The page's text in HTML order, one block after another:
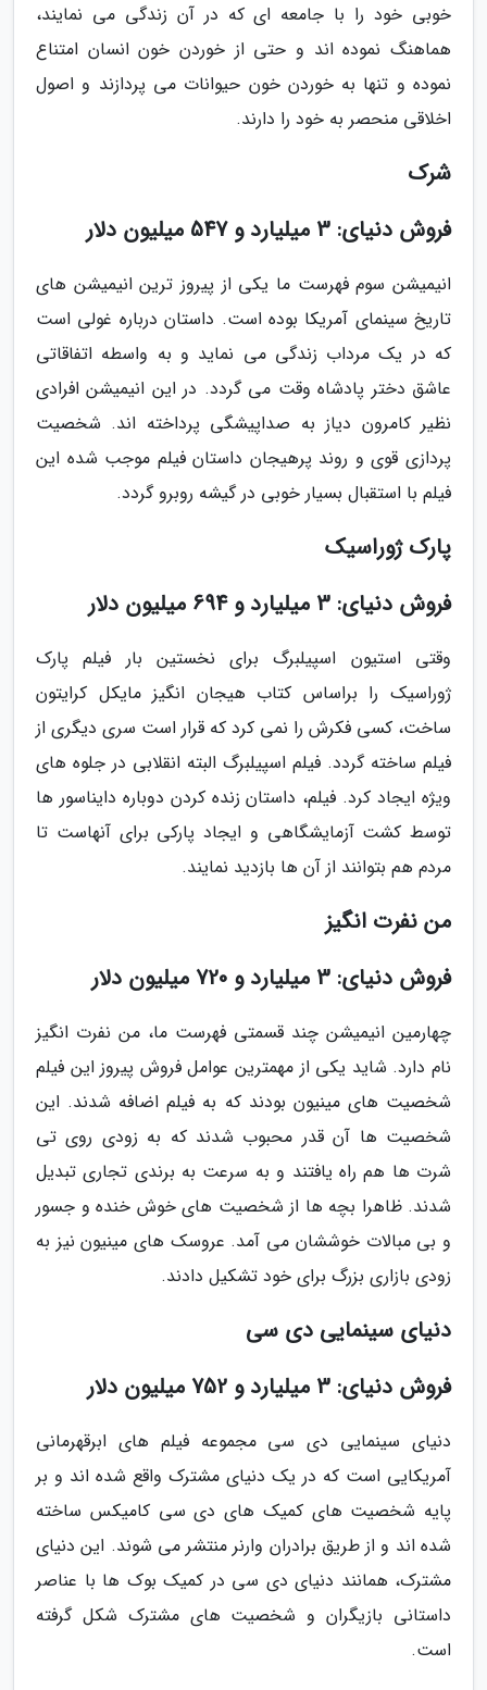
خوبی خود را با جامعه ای که در آن زندگی می نمایند،
هماهنگ نموده اند و حتی از خوردن خون انسان امتناع
نموده و تنها به خوردن خون حیوانات می پردازند و اصول
اخلاقی منحصر به خود را دارند.
شرک
فروش دنیای: 3 میلیارد و 547 میلیون دلار
انیمیشن سوم فهرست ما یکی از پیروز ترین انیمیشن های
تاریخ سینمای آمریکا بوده است. داستان درباره غولی است
که در یک مرداب زندگی می نماید و به واسطه اتفاقاتی
عاشق دختر پادشاه وقت می گردد. در این انیمیشن افرادی
نظیر کامرون دیاز به صداپیشگی پرداخته اند. شخصیت
پردازی قوی و روند پرهیجان داستان فیلم موجب شده این
فیلم با استقبال بسیار خوبی در گیشه روبرو گردد.
پارک ژوراسیک
فروش دنیای: 3 میلیارد و 694 میلیون دلار
وقتی استیون اسپیلبرگ برای نخستین بار فیلم پارک
ژوراسیک را براساس کتاب هیجان انگیز مایکل کرایتون
ساخت، کسی فکرش را نمی کرد که قرار است سری دیگری از
فیلم ساخته گردد. فیلم اسپیلبرگ البته انقلابی در جلوه های
ویژه ایجاد کرد. فیلم، داستان زنده کردن دوباره دایناسور ها
توسط کشت آزمایشگاهی و ایجاد پارکی برای آنهاست تا
مردم هم بتوانند از آن ها بازدید نمایند.
من نفرت انگیز
فروش دنیای: 3 میلیارد و 720 میلیون دلار
چهارمین انیمیشن چند قسمتی فهرست ما، من نفرت انگیز
نام دارد. شاید یکی از مهمترین عوامل فروش پیروز این فیلم
شخصیت های مینیون بودند که به فیلم اضافه شدند. این
شخصیت ها آن قدر محبوب شدند که به زودی روی تی
شرت ها هم راه یافتند و به سرعت به برندی تجاری تبدیل
شدند. ظاهرا بچه ها از شخصیت های خوش خنده و جسور
و بی مبالات خوششان می آمد. عروسک های مینیون نیز به
زودی بازاری بزرگ برای خود تشکیل دادند.
دنیای سینمایی دی سی
فروش دنیای: 3 میلیارد و 752 میلیون دلار
دنیای سینمایی دی سی مجموعه فیلم های ابرقهرمانی
آمریکایی است که در یک دنیای مشترک واقع شده اند و بر
پایه شخصیت های کمیک های دی سی کامیکس ساخته
شده اند و از طریق برادران وارنر منتشر می شوند. این دنیای
مشترک، همانند دنیای دی سی در کمیک بوک ها با عناصر
داستانی بازیگران و شخصیت های مشترک شکل گرفته
است.